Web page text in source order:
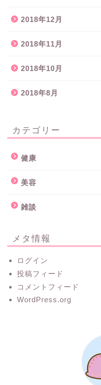
2018年12月
2018年11月
2018年10月
2018年8月
カテゴリー
健康
美容
雑談
メタ情報
ログイン
投稿フィード
コメントフィード
WordPress.org